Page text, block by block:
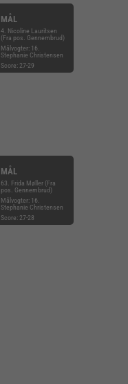
MÅL
4. Nicoline Lauritsen
(Fra pos. Gennembrud)
Målvogter: 16.
Stephanie Christensen
Score: 27-29
MÅL
63. Frida Møller (Fra
pos. Gennembrud)
Målvogter: 16.
Stephanie Christensen
Score: 27-28